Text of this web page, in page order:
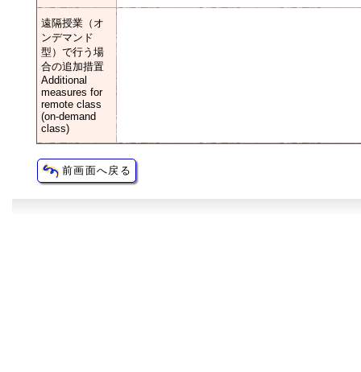
遠隔授業（オ
ンデマンド
型）で行う場
合の追加措置
Additional
measures for
remote class
(on-demand
class)